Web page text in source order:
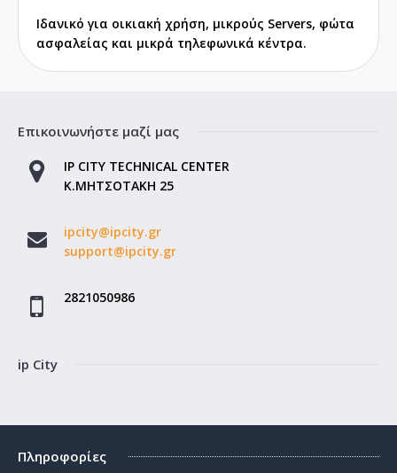
Ιδανικό για οικιακή χρήση, μικρούς Servers, φώτα
ασφαλείας και μικρά τηλεφωνικά κέντρα.
Επικοινωνήστε μαζί μας
IP CITY TECHNICAL CENTER
Κ.ΜΗΤΣΟΤΑΚΗ 25
ipcity@ipcity.gr
support@ipcity.gr
2821050986
ip City
Πληροφορίες